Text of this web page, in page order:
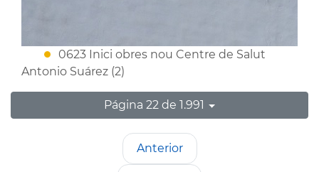
0623 Inici obres nou Centre de Salut
Antonio Suárez (2)
Página 22 de 1.991
Anterior